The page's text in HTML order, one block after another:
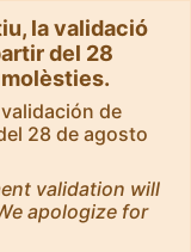
la validació
del 28
de
28 de agosto
validation will
apologize for